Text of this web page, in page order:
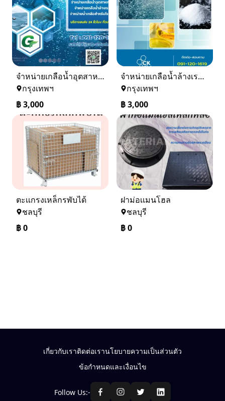
จำหน่ายเกลือน้ำอุตสาหกรรม เกลือน้ำล้างเรซิ่น
กรุงเทพฯ
฿3,000
จำหน่ายเกลือน้ำล้างเรซิ่น จำหน่ายเกลือน้ำอุตสาหกรรม
กรุงเทพฯ
฿3,000
ตะเเกรงเหล็กรพับได้
ชลบุรี
฿0
ฝาม่อเเมนโฮล
ชลบุรี
฿0
เกี่ยวกับเราติดต่อเรานโยบายความเป็นส่วนตัว
ข้อกำหนดและเงื่อนไข
Follow Us:-